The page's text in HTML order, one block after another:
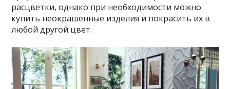
расцветки, однако при необходимости можно
купить неокрашенные изделия и покрасить их в
любой другой цвет.